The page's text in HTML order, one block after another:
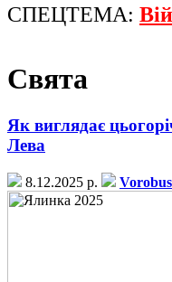
СПЕЦТЕМА:
Свята
Як виглядає
Лева
8.12.2025 р. Vorobus